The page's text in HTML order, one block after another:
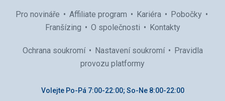
Pro novináře Affiliate program Kariéra
Pobočky
Franšízing
O společnosti Kontakty
Ochrana soukromí Nastavení soukromí
Pravidla
provozu platformy
Volejte Po-Pá 7:00-22:00; So-Ne 8:00-22:00